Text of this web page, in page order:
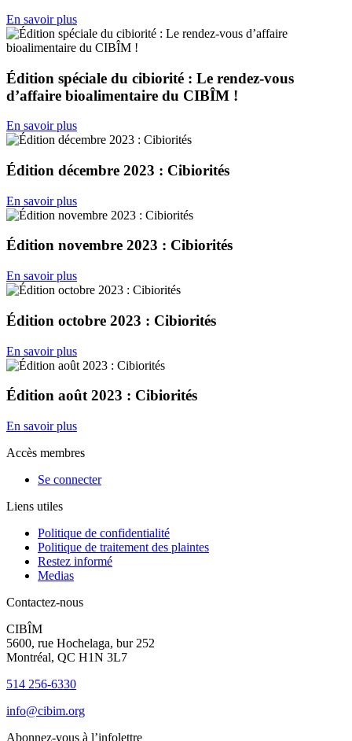
En savoir plus
Édition spéciale du cibiorité : Le rendez-vous
d’affaire bioalimentaire du CIBÎM !
En savoir plus
Édition décembre 2023 : Cibiorités
En savoir plus
Édition novembre 2023 : Cibiorités
En savoir plus
Édition octobre 2023 : Cibiorités
En savoir plus
Édition août 2023 : Cibiorités
En savoir plus
Accès membres
Se connecter
Liens utiles
Politique de confidentialité
Politique de traitement des plaintes
Restez informé
Medias
Contactez-nous
CIBÎM
5600, rue Hochelaga, bur 252
Montréal, QC H1N 3L7
514 256-6330
info@cibim.org
Abonnez-vous à l’infolettre